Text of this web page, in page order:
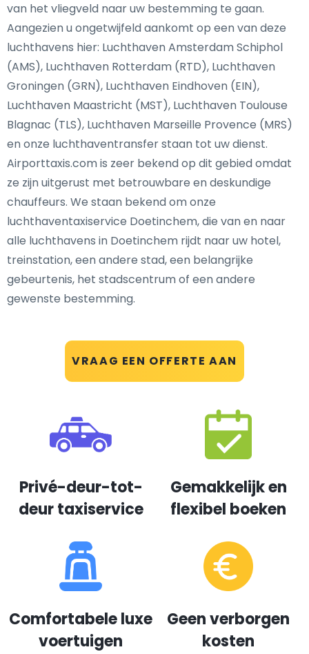
VRAAG EEN OFFERTE AAN
van het vliegveld naar uw bestemming te gaan.
Aangezien u ongetwijfeld aankomt op een van deze
luchthavens hier: Luchthaven Amsterdam Schiphol
(AMS), Luchthaven Rotterdam (RTD), Luchthaven
Groningen (GRN), Luchthaven Eindhoven (EIN),
Luchthaven Maastricht (MST), Luchthaven Toulouse
Blagnac (TLS), Luchthaven Marseille Provence (MRS)
en onze luchthaventransfer staan tot uw dienst.
Airporttaxis.com is zeer bekend op dit gebied omdat
ze zijn uitgerust met betrouwbare en deskundige
chauffeurs. We staan bekend om onze
luchthaventaxiservice Doetinchem, die van en naar
alle luchthavens in Doetinchem rijdt naar uw hotel,
treinstation, een andere stad, een belangrijke
gebeurtenis, het stadscentrum of een andere
gewenste bestemming.
Privé-deur-tot-
deur taxiservice
Gemakkelijk en
flexibel boeken
Comfortabele luxe
voertuigen
Geen verborgen
kosten